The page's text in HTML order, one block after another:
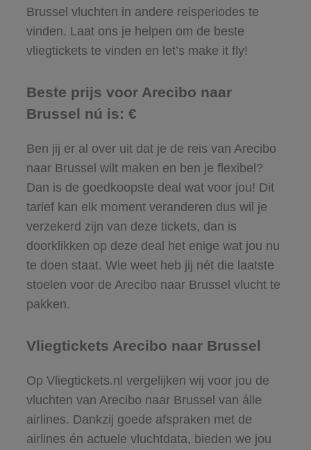
Brussel vluchten in andere reisperiodes te
vinden. Laat ons je helpen om de beste
vliegtickets te vinden en let’s make it fly!
Beste prijs voor Arecibo naar
Brussel nú is: €
Ben jij er al over uit dat je de reis van Arecibo
naar Brussel wilt maken en ben je flexibel?
Dan is de goedkoopste deal wat voor jou! Dit
tarief kan elk moment veranderen dus wil je
verzekerd zijn van deze tickets, dan is
doorklikken op deze deal het enige wat jou nu
te doen staat. Wie weet heb jij nét die laatste
stoelen voor de Arecibo naar Brussel vlucht te
pakken.
Vliegtickets Arecibo naar Brussel
Op Vliegtickets.nl vergelijken wij voor jou de
vluchten van Arecibo naar Brussel van álle
airlines. Dankzij goede afspraken met de
airlines én actuele vluchtdata, bieden we jou